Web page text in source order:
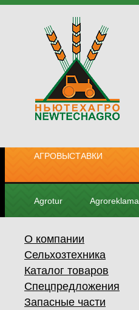
АГРОВЫСТАВКИ
Agrotur Agroreklama
О компании
Сельхозтехника
Каталог товаров
Спецпредложения
Запасные части